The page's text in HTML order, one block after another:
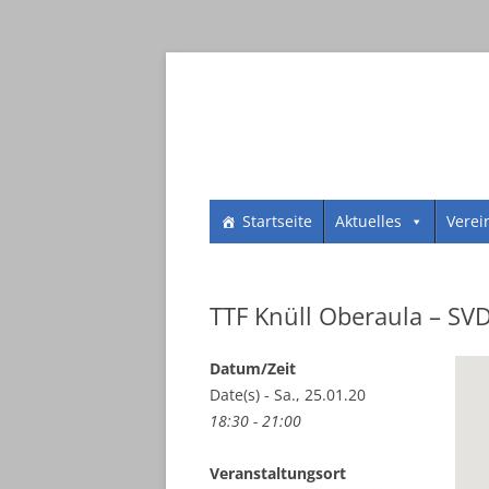
SV 1961 Dorheim
SV 1961 Dorheim e.V.
Zum
InhaltStartseite Aktuelles
TTF Knüll Oberaula –
Datum/Zeit
Date(s) - Sa., 25.01.20
18:30 - 21:00
Veranstaltungsort